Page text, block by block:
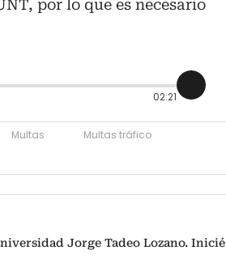
por lo que es necesario
02:21
Multas
Multas tráfico
Jorge Tadeo Lozano. Inicié